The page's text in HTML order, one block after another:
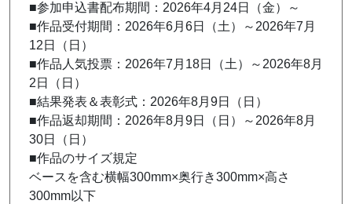
■参加申込書配布期間：2026年4月24日（金）～
■作品受付期間：2026年6月6日（土）～2026年7月
12日（日）
■作品人気投票：2026年7月18日（土）～2026年8月
2日（日）
■結果発表＆表彰式：2026年8月9日（日）
■作品返却期間：2026年8月9日（日）～2026年8月
30日（日）
■作品のサイズ規定
ベースを含む横幅300mm×奥行き300mm×高さ
300mm以下